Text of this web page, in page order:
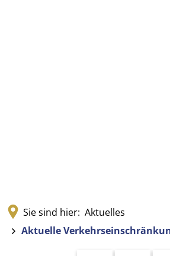
Sie sind hier: Aktuelles
Aktuelle